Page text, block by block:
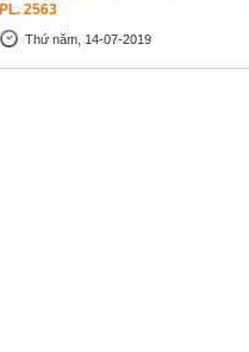
PL. 2563
Thứ năm, 14-07-2019